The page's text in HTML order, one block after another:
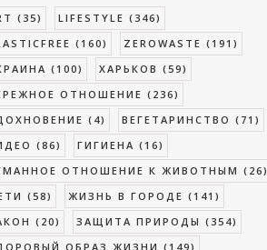
(35) LIFESTYLE (346)
(160) ZEROWASTE (191)
(100) ХАРЬКОВ (59)
ОТНОШЕНИЕ (236)
(4) ВЕГЕТАРИНСТВО (71)
(86) ГИГИЕНА (16)
ОТНОШЕНИЕ К ЖИВОТНЫМ (26)
(58) ЖИЗНЬ В ГОРОДЕ (141)
(20) ЗАЩИТА ПРИРОДЫ (354)
ОБРАЗ ЖИЗНИ (149)